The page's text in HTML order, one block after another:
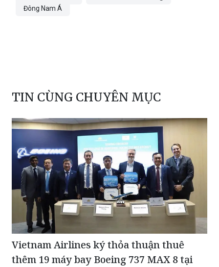
Đông Nam Á
TIN CÙNG CHUYÊN MỤC
Vietnam Airlines ký thỏa thuận thuê
thêm 19 máy bay Boeing 737 MAX 8 tại